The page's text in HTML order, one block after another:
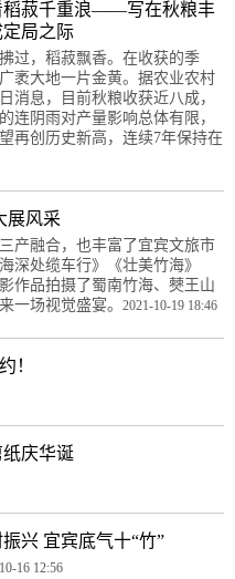
稻菽千重浪——写在秋粮丰
定局之际
过，稻菽飘香。在收获的季
袤大地一片金黄。据农业农村
消息，目前秋粮收获近八成，
连阴雨对产量影响总体有限，
再创历史新高，连续7年保持在
展风采
产融合，也丰富了宜宾文旅市
深处缆车行》《壮美竹海》
作品拍摄了蜀南竹海、僰王山
一场视觉盛宴。 2021-10-19 18:46
！
庆华诞
振兴 宜宾底气十“竹”
16 12:56